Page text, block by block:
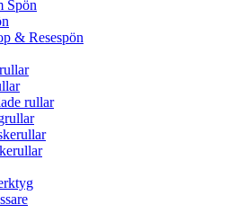
Spön
& Resespön
rullar